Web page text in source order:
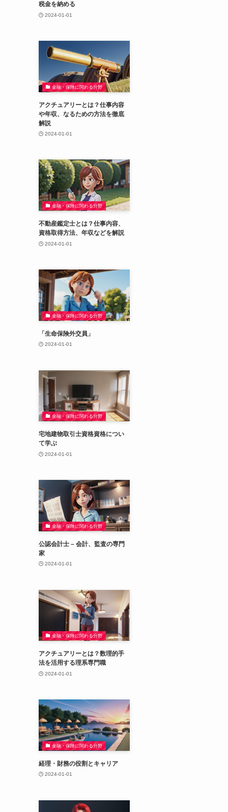
税金を納める
2024-01-01
金融・保険に関わる分野
アクチュアリーとは？仕事内容
や年収、なるための方法を徹底
解説
2024-01-01
金融・保険に関わる分野
不動産鑑定士とは？仕事内容、
資格取得方法、年収などを解説
2024-01-01
金融・保険に関わる分野
「生命保険外交員」
2024-01-01
金融・保険に関わる分野
宅地建物取引士資格資格につい
て学ぶ
2024-01-01
金融・保険に関わる分野
公認会計士 – 会計、監査の専門
家
2024-01-01
金融・保険に関わる分野
アクチュアリーとは？数理的手
法を活用する理系専門職
2024-01-01
金融・保険に関わる分野
経理・財務の役割とキャリア
2024-01-01